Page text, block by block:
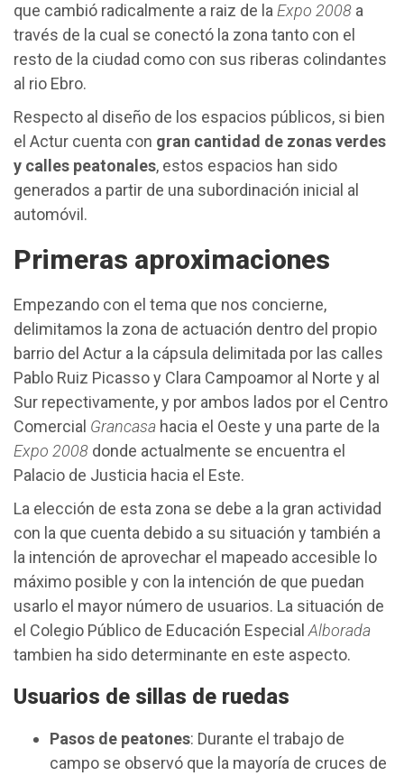
que cambió radicalmente a raiz de la Expo 2008 a
través de la cual se conectó la zona tanto con el
resto de la ciudad como con sus riberas colindantes
al rio Ebro.
Respecto al diseño de los espacios públicos, si bien
el Actur cuenta con gran cantidad de zonas verdes
y calles peatonales, estos espacios han sido
generados a partir de una subordinación inicial al
automóvil.
Primeras aproximaciones
Empezando con el tema que nos concierne,
delimitamos la zona de actuación dentro del propio
barrio del Actur a la cápsula delimitada por las calles
Pablo Ruiz Picasso y Clara Campoamor al Norte y al
Sur repectivamente, y por ambos lados por el Centro
Comercial Grancasa hacia el Oeste y una parte de la
Expo 2008 donde actualmente se encuentra el
Palacio de Justicia hacia el Este.
La elección de esta zona se debe a la gran actividad
con la que cuenta debido a su situación y también a
la intención de aprovechar el mapeado accesible lo
máximo posible y con la intención de que puedan
usarlo el mayor número de usuarios. La situación de
el Colegio Público de Educación Especial Alborada
tambien ha sido determinante en este aspecto.
Usuarios de sillas de ruedas
Pasos de peatones: Durante el trabajo de
campo se observó que la mayoría de cruces de